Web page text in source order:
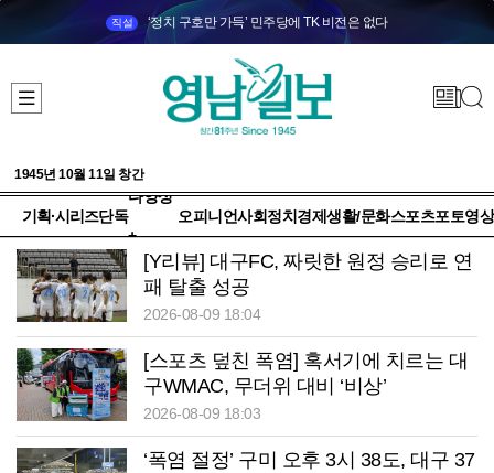
직설 ‘정치 구호만 가득’ 민주당에 TK 비전은 없다
1945년 10월 11일 창간
기획·시리즈단독
다양성
+
오피니언사회정치 경제생활/문화스포츠포토영상
[Y리뷰] 대구FC, 짜릿한 원정 승리로 연
패 탈출 성공
2026-08-09 18:04
[스포츠 덮친 폭염] 혹서기에 치르는 대
구WMAC, 무더위 대비 ‘비상’
2026-08-09 18:03
‘폭염 절정’ 구미 오후 3시 38도, 대구 37